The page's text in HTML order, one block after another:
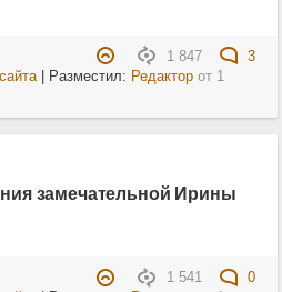
1 847
3
| Разместил: Редакторот 1
замечательной Ирины
1 541
0